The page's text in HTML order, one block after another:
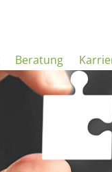
Beratung